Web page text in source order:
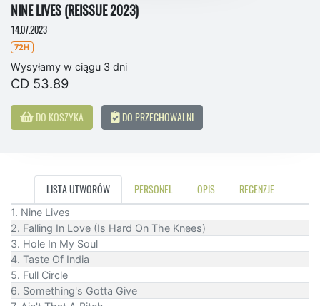
NINE LIVES (REISSUE 2023)
14.07.2023
72H
Wysyłamy w ciągu 3 dni
CD 53.89
DO KOSZYKA DO PRZECHOWALNI
LISTA UTWORÓW PERSONEL OPIS RECENZJE
1. Nine Lives
2. Falling In Love (Is Hard On The Knees)
3. Hole In My Soul
4. Taste Of India
5. Full Circle
6. Something's Gotta Give